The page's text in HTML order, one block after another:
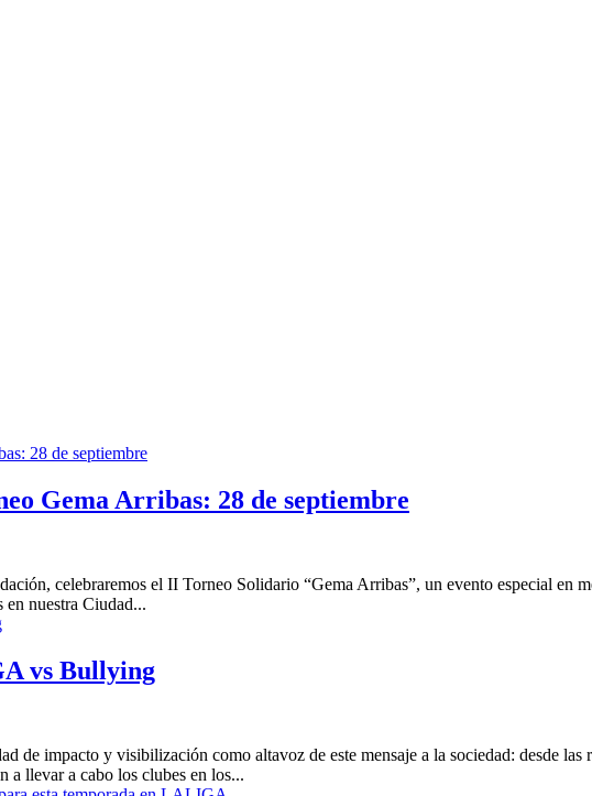
Gema Arribas: 28 de septiembre
celebraremos el II Torneo Solidario “Gema Arribas”, un evento especial en
en nuestra Ciudad...
vs Bullying
de impacto y visibilización como altavoz de este mensaje a la sociedad: desde
llevar a cabo los clubes en los...